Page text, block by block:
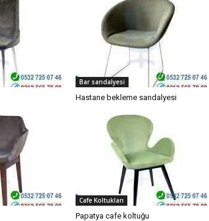
Bar sandalyesi
Hastane bekleme sandalyesi
Cafe Koltukları
Papatya cafe koltuğu